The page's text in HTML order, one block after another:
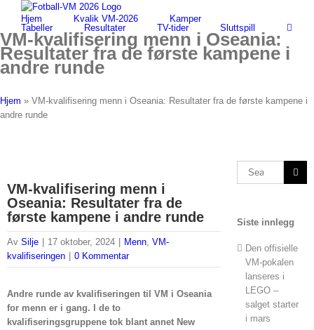
content
Hjem Kvalik VM-2026
Kamper
Tabeller
Resultater TV-tider Sluttspill
VM-kvalifisering menn i Oseania:
Resultater fra de første kampene i
andre runde
Hjem » VM-kvalifisering menn i Oseania: Resultater fra de første kampene i
andre runde
VM-kvalifisering menn i
Oseania: Resultater fra de
første kampene i andre runde
Av Silje 17 oktober, 2024 Menn, VM-
kvalifiseringen
0 Kommentar
Andre runde av kvalifiseringen til VM i Oseania
for menn er i gang. I de to
kvalifiseringsgruppene tok blant annet New
Search
for:
Siste innlegg
Den offisielle
VM-pokalen
lanseres i
LEGO –
salget starter
i mars